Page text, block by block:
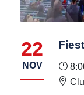
22
NOV